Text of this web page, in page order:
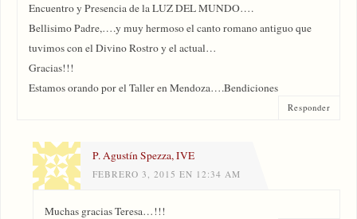
Encuentro y Presencia de la LUZ DEL MUNDO….
Bellisimo Padre,….y muy hermoso el canto romano antiguo que
tuvimos con el Divino Rostro y el actual…
Gracias!!!
Estamos orando por el Taller en Mendoza….Bendiciones
Responder
P. Agustín Spezza, IVE
FEBRERO 3, 2015 EN 12:34 AM
Muchas gracias Teresa…!!!